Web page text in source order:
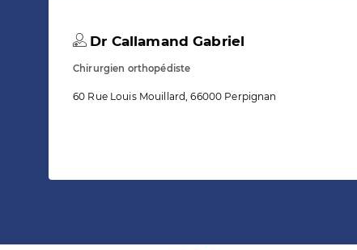
Dr Callamand Gabriel
Chirurgien orthopédiste
60 Rue Louis Mouillard, 66000 Perpignan